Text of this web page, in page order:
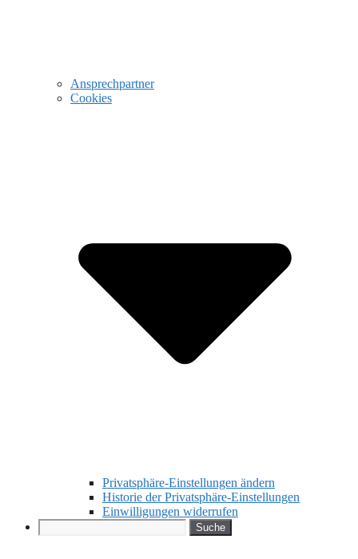
Ansprechpartner
Cookies
Privatsphäre-Einstellungen ändern
Historie der Privatsphäre-Einstellungen
Einwilligungen widerrufen
Search